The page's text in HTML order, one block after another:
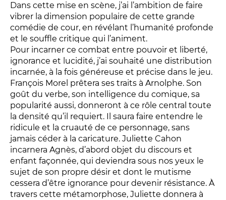
LES ACTIONS PÉDAGOGIQUES
Lettres à... [8eédition]
Les Spectacles itinérants
Moulins en scène
Autour des spectacles
Visites
INFOS PRATIQUES
NOS SALLES
Dans cette mise en scène, j’ai l’ambition de faire
vibrer la dimension populaire de cette grande
comédie de cour, en révélant l’humanité profonde
et le souffle critique qui l’animent.
Pour incarner ce combat entre pouvoir et liberté,
ignorance et lucidité, j’ai souhaité une distribution
incarnée, à la fois généreuse et précise dans le jeu.
François Morel prêtera ses traits à Arnolphe. Son
goût du verbe, son intelligence du comique, sa
popularité aussi, donneront à ce rôle central toute
la densité qu’il requiert. Il saura faire entendre le
ridicule et la cruauté de ce personnage, sans
jamais céder à la caricature. Juliette Cahon
incarnera Agnès, d’abord objet du discours et
enfant façonnée, qui deviendra sous nos yeux le
sujet de son propre désir et dont le mutisme
cessera d’être ignorance pour devenir résistance. À
travers cette métamorphose, Juliette donnera à